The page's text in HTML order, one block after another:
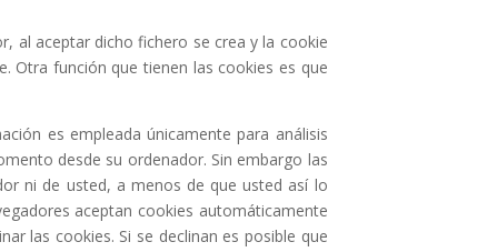
al aceptar dicho fichero se crea y la cookie
Otra función que tienen las cookies es que
es empleada únicamente para análisis
desde su ordenador. Sin embargo las
ni de usted, a menos de que usted así lo
aceptan cookies automáticamente
las cookies. Si se declinan es posible que